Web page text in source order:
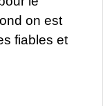
on est
fiables et